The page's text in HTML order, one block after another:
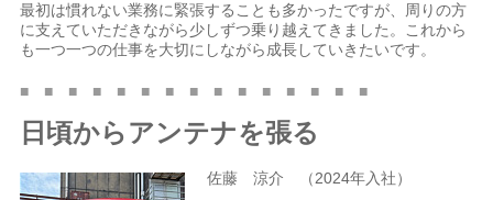
最初は慣れない業務に緊張することも多かったですが、周りの方
に支えていただきながら少しずつ乗り越えてきました。これから
も一つ一つの仕事を大切にしながら成長していきたいです。
■ ■ ■ ■ ■ ■ ■ ■ ■ ■ ■ ■ ■ ■ ■
日頃からアンテナを張る
佐藤 涼介 （2024年入社）